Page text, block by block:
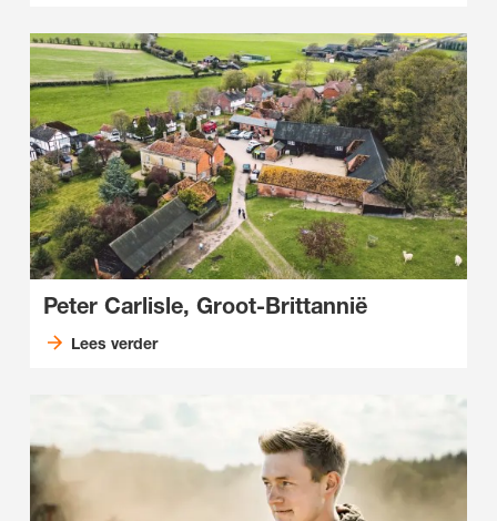
Peter Carlisle, Groot-Brittannië
Lees verder